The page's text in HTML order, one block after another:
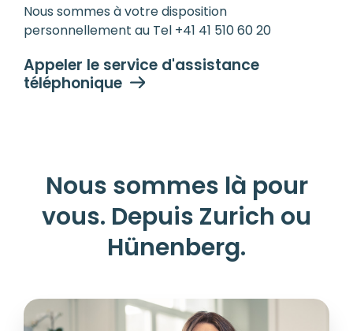
Nous sommes à votre disposition
personnellement au Tel +41 41 510 60 20
Appeler le service d'assistance
téléphonique
Nous sommes là pour
vous. Depuis Zurich ou
Hünenberg.